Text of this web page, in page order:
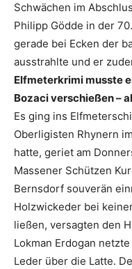
Schwächen im
Philipp Gödde in der
gerade bei Ecken der
ausstrahlte und er
Elfmeterkrimi musste
Bozaci verschießen –
Es ging ins
Oberligisten Rhynern
hatte, geriet am
Massener Schützen
Bernsdorf souverän
Holzwickeder bei
ließen, versagten den
Lokman Erdogan
Leder über die Latte.